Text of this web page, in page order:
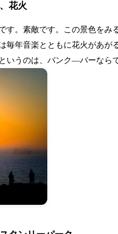
花火
。素敵です。この景色をみ
毎年音楽とともに花火があ
いうのは、バンク―バーなら